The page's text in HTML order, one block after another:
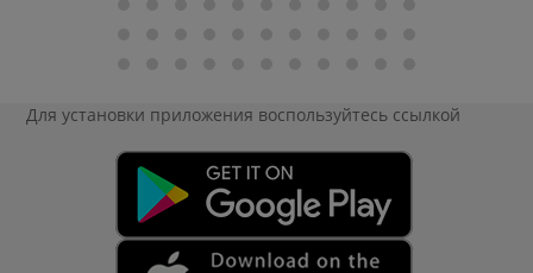
Для установки приложения воспользуйтесь ссылкой